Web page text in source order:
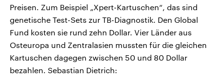
Preisen. Zum Beispiel „Xpert-Kartuschen“, das sind
genetische Test-Sets zur TB-Diagnostik. Den Global
Fund kosten sie rund zehn Dollar. Vier Länder aus
Osteuropa und Zentralasien mussten für die gleichen
Kartuschen dagegen zwischen 50 und 80 Dollar
bezahlen. Sebastian Dietrich: